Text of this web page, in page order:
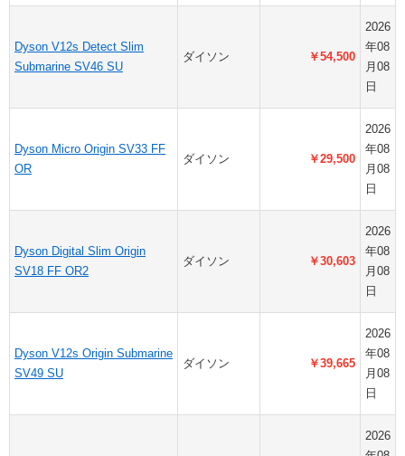
Dyson V12s Detect Slim
Submarine SV46 SU
ダイソン ￥54,500
2026
年08
月08
日
Dyson Micro Origin SV33 FF
OR
ダイソン ￥29,500
2026
年08
月08
日
Dyson Digital Slim Origin
SV18 FF OR2
ダイソン ￥30,603
2026
年08
月08
日
Dyson V12s Origin Submarine
SV49 SU
ダイソン ￥39,665
2026
年08
月08
日
2026